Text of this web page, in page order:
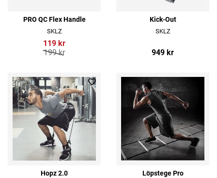
PRO QC Flex Handle
SKLZ
119 kr
199 kr
Kick-Out
SKLZ
949 kr
Hopz 2.0 Löpstege Pro